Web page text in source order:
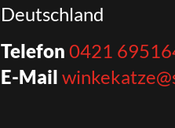
Deutschland
Telefon 0421
E-Mail